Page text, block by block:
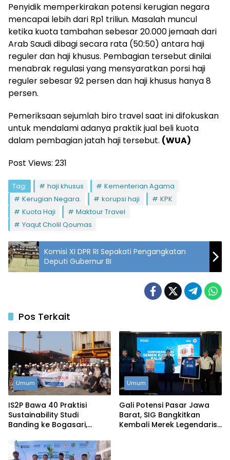
Penyidik memperkirakan potensi kerugian negara
mencapai lebih dari Rp1 triliun. Masalah muncul
ketika kuota tambahan sebesar 20.000 jemaah dari
Arab Saudi dibagi secara rata (50:50) antara haji
reguler dan haji khusus. Pembagian tersebut dinilai
menabrak regulasi yang mensyaratkan porsi haji
reguler sebesar 92 persen dan haji khusus hanya 8
persen.
Pemeriksaan sejumlah biro travel saat ini difokuskan
untuk mendalami adanya praktik jual beli kuota
dalam pembagian jatah haji tersebut. (WUA)
Post Views: 231
Tag: haji khusus
Kementerian Agama
Kerugian Negara.
korupsi haji
KPK
Kuota Haji
Maktour Travel
Yaqut Cholil Qoumas
Komisi XI DPR RI Sepakati Pengangkatan
Deputi Gubernur BI
Pos Terkait
Umum
IS2P Bawa 40 Praktisi
Sustainability Studi
Banding ke Bogasari,
Umum
Gali Potensi Pasar Jawa
Barat, SIG Bangkitkan
Kembali Merek Legendaris